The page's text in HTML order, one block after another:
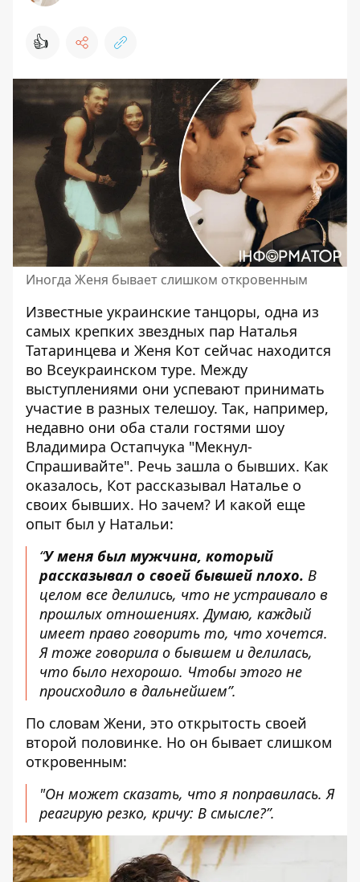
👍
Иногда Женя бывает слишком откровенным
Известные украинские танцоры, одна из
самых крепких звездных пар Наталья
Татаринцева и Женя Кот сейчас находится
во Всеукраинском туре. Между
выступлениями они успевают принимать
участие в разных телешоу. Так, например,
недавно они оба стали гостями шоу
Владимира Остапчука "Мекнул-
Спрашивайте". Речь зашла о бывших. Как
оказалось, Кот рассказывал Наталье о
своих бывших. Но зачем? И какой еще
опыт был у Натальи:
“У меня был мужчина, который
рассказывал о своей бывшей плохо. В
целом все делились, что не устраивало в
прошлых отношениях. Думаю, каждый
имеет право говорить то, что хочется.
Я тоже говорила о бывшем и делилась,
что было нехорошо. Чтобы этого не
происходило в дальнейшем”.
По словам Жени, это открытость своей
второй половинке. Но он бывает слишком
откровенным:
"Он может сказать, что я поправилась. Я
реагирую резко, кричу: В смысле?”.